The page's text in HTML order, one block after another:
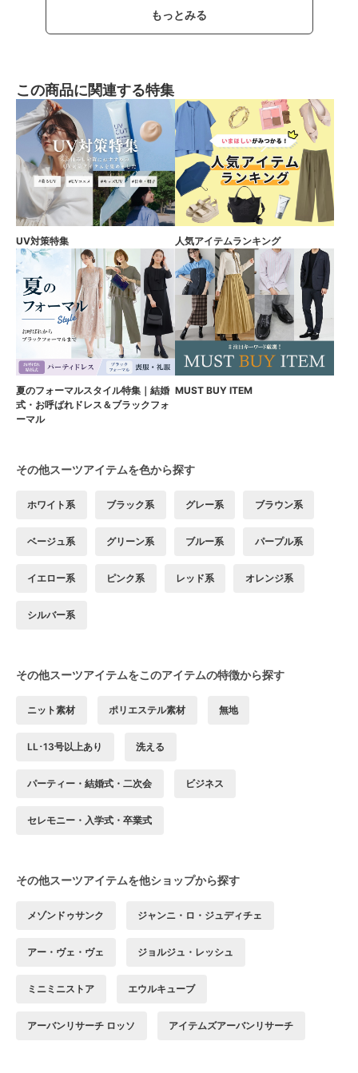
もっとみる
この商品に関連する特集
UV対策特集 人気アイテムランキング
夏のフォーマルスタイル特集｜結婚
式・お呼ばれドレス＆ブラックフォ
ーマル
MUST BUY ITEM
その他スーツアイテムを色から探す
ホワイト系 ブラック系 グレー系 ブラウン系
ベージュ系 グリーン系 ブルー系 パープル系
イエロー系 ピンク系 レッド系 オレンジ系
シルバー系
その他スーツアイテムをこのアイテムの特徴から探す
ニット素材 ポリエステル素材 無地
LL･13号以上あり 洗える
パーティー・結婚式・二次会 ビジネス
セレモニー・入学式・卒業式
その他スーツアイテムを他ショップから探す
メゾンドゥサンク ジャンニ・ロ・ジュディチェ
アー・ヴェ・ヴェ ジョルジュ・レッシュ
ミニミニストア エウルキューブ
アーバンリサーチ ロッソ アイテムズアーバンリサーチ